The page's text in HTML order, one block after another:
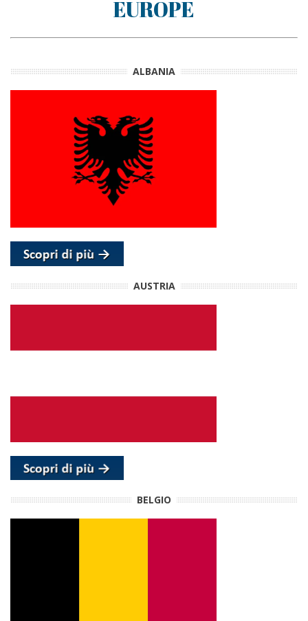
EUROPE
ALBANIA
AUSTRIA
BELGIO